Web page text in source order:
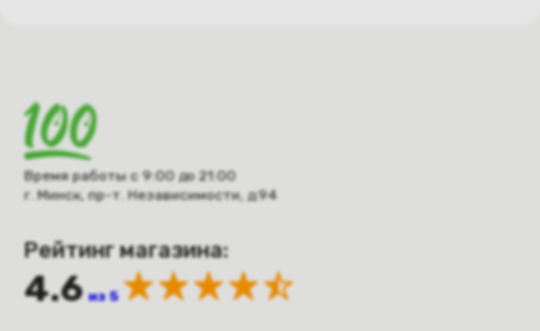
Время работы с 9:00 до 21:00
г. Минск, пр-т. Независимости, д.94
Рейтинг магазина:
4.6 из 5